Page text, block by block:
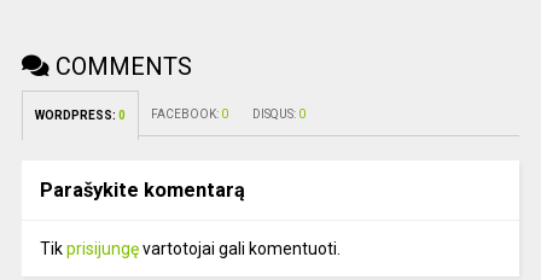
COMMENTS
WORDPRESS: 0 FACEBOOK: 0 DISQUS: 0
Parašykite komentarą
Tikprisijungęvartotojai gali komentuoti.